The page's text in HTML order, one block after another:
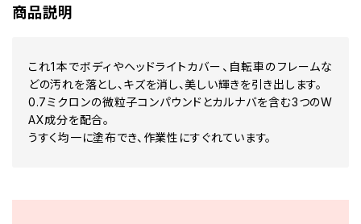
商品説明
これ1本でボディやヘッドライトカバー、自転車のフレームな
どの汚れを落とし、キズを消し、美しい輝きを引き出します。
0.7ミクロンの微粒子コンパウンドとカルナバを含む3つのW
AX成分を配合。
うすく均一に塗布でき、作業性にすぐれています。